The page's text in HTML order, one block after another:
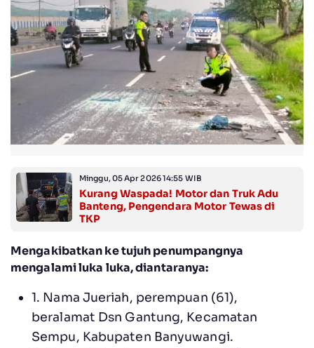
Minggu, 05 Apr 2026 14:55 WIB
Kurang Waspada! Motor dan Truk Adu
Banteng, Pengendara Motor Tewas di
TKP
Mengakibatkan ke tujuh penumpangnya
mengalami luka luka, diantaranya:
1. Nama Jueriah, perempuan (61),
beralamat Dsn Gantung, Kecamatan
Sempu, Kabupaten Banyuwangi.